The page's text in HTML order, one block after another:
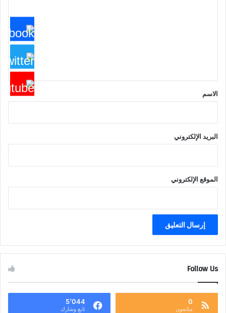
*
الاسم
البريد الإلكتروني
الموقع الإلكتروني
Follow Us
0
متابعون
5٬044
تابع وشارك